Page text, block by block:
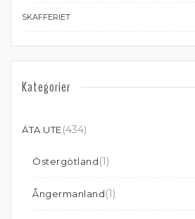
SKAFFERIET
Kategorier
ÄTA UTE(434)
Östergötland(1)
Ångermanland(1)